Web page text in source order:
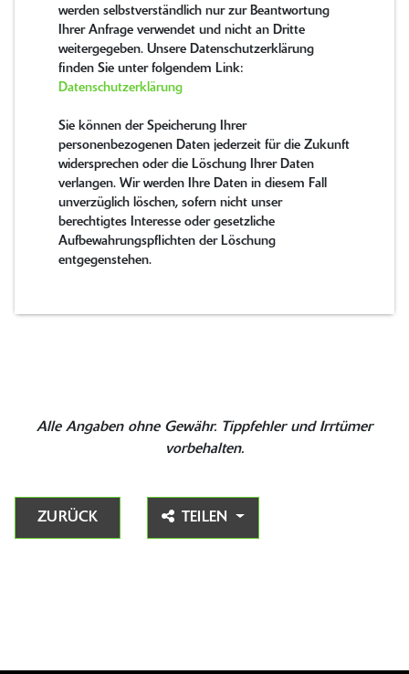
werden selbstverständlich nur zur Beantwortung
Ihrer Anfrage verwendet und nicht an Dritte
weitergegeben. Unsere Datenschutzerklärung
finden Sie unter folgendem Link:
Datenschutzerklärung
Sie können der Speicherung Ihrer
personenbezogenen Daten jederzeit für die Zukunft
widersprechen oder die Löschung Ihrer Daten
verlangen. Wir werden Ihre Daten in diesem Fall
unverzüglich löschen, sofern nicht unser
berechtigtes Interesse oder gesetzliche
Aufbewahrungspflichten der Löschung
entgegenstehen.
Alle Angaben ohne Gewähr. Tippfehler und Irrtümer
vorbehalten.
ZURÜCK TEILEN